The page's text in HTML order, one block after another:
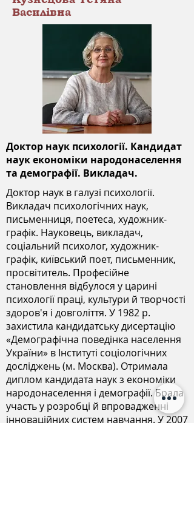
Василівна
Доктор наук психології. Кандидат
наук економіки народонаселення
та демографії. Викладач.
Доктор наук в галузі психології.
Викладач психологічних наук,
письменниця, поетеса, художник-
графік. Науковець, викладач,
соціальний психолог, художник-
графік, київський поет, письменник,
просвітитель. Професійне
становлення відбулося у царині
психології праці, культури й творчості
здоров'я і довголіття. У 1982 р.
захистила кандидатську дисертацію
«Демографічна поведінка населення
України» в Інституті соціологічних
досліджень (м. Москва). Отримала
диплом кандидата наук з економіки
народонаселення і демографії. Брала
участь у розробці й впровадженні
інноваційних систем навчання. У 2007